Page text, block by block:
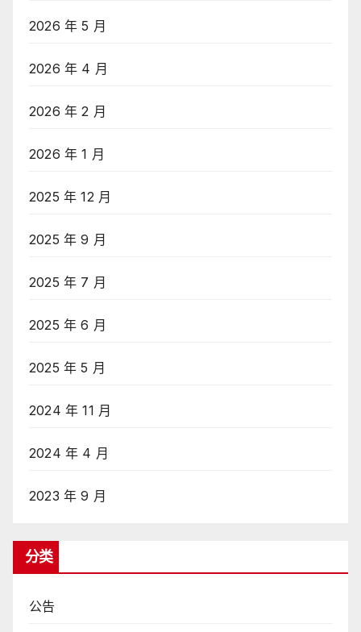
2026 年 5 月
2026 年 4 月
2026 年 2 月
2026 年 1 月
2025 年 12 月
2025 年 9 月
2025 年 7 月
2025 年 6 月
2025 年 5 月
2024 年 11 月
2024 年 4 月
2023 年 9 月
分类
公告